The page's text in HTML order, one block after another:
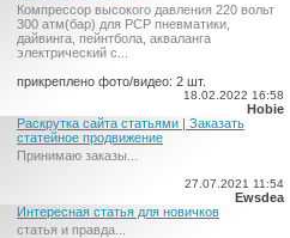
Компрессор высокого давления 220 вольт
300 атм(бар) для PCP пневматики,
дайвинга, пейнтбола, акваланга
электрический c...
прикреплено фото/видео: 2 шт.
18.02.2022 16:58
Hobie
Раскрутка сайта статьями | Заказать
статейное продвижение
Принимаю заказы...
27.07.2021 11:54
Ewsdea
Интересная статья для новичков
статья и правда...